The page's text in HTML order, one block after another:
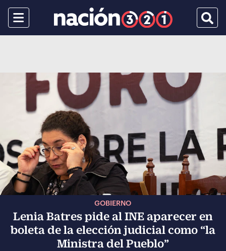
Menu
GOBIERNO
Lenia Batres pide al INE aparecer en
boleta de la elección judicial como “la
Ministra del Pueblo”